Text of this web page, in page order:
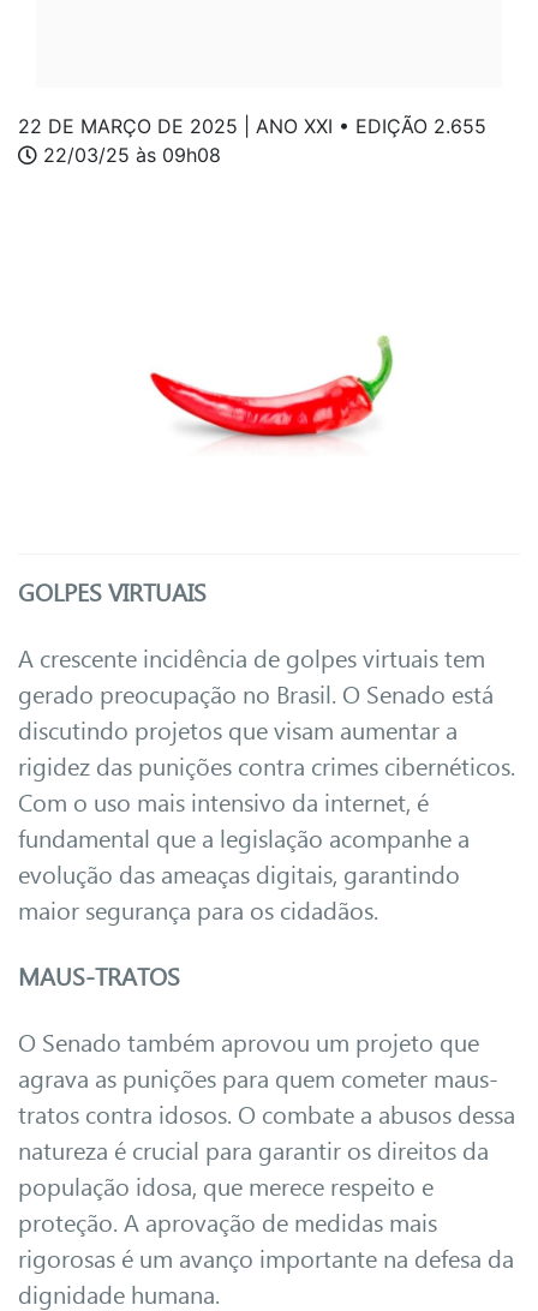
22 DE MARÇO DE 2025 | ANO XXI • EDIÇÃO 2.655
22/03/25 às 09h08
GOLPES VIRTUAIS
A crescente incidência de golpes virtuais tem
gerado preocupação no Brasil. O Senado está
discutindo projetos que visam aumentar a
rigidez das punições contra crimes cibernéticos.
Com o uso mais intensivo da internet, é
fundamental que a legislação acompanhe a
evolução das ameaças digitais, garantindo
maior segurança para os cidadãos.
MAUS-TRATOS
O Senado também aprovou um projeto que
agrava as punições para quem cometer maus-
tratos contra idosos. O combate a abusos dessa
natureza é crucial para garantir os direitos da
população idosa, que merece respeito e
proteção. A aprovação de medidas mais
rigorosas é um avanço importante na defesa da
dignidade humana.